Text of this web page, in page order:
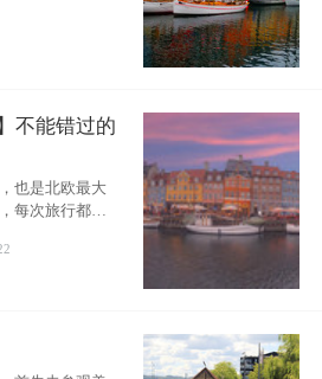
不能错过的
也是北欧最大
每次旅行都是